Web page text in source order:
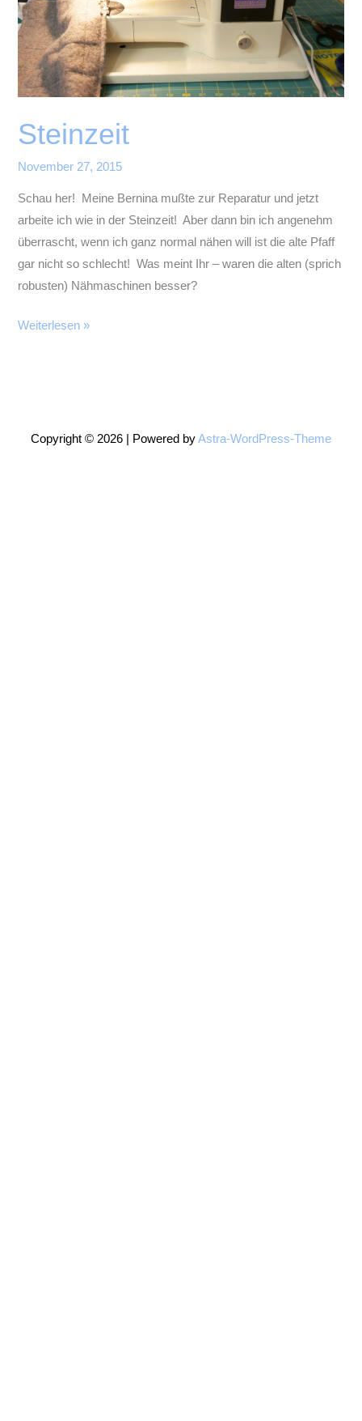
Steinzeit
November 27, 2015
Schau her! Meine Bernina mußte zur Reparatur und jetzt
arbeite ich wie in der Steinzeit! Aber dann bin ich angenehm
überrascht, wenn ich ganz normal nähen will ist die alte Pfaff
gar nicht so schlecht! Was meint Ihr – waren die alten (sprich
robusten) Nähmaschinen besser?
Steinzeit
Weiterlesen »
Copyright © 2026 | Powered byAstra-WordPress-Theme